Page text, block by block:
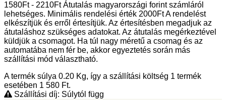
1580Ft - 2210Ft Átutalás magyarországi forint számláról
lehetséges. Minimális rendelési érték 2000Ft A rendelést
elkészítjük és erről értesítjük. Az értesítésben megadjuk az
átutaláshoz szükséges adatokat. Az átutalás megérkeztével
küldjük a csomagot. Ha túl nagy méretű a csomag és az
automatába nem fér be, akkor egyeztetés során más
szállítási mód választható.
A termék súlya 0.20 Kg, így a szállítási költség 1 termék
esetében 1 580 Ft.
Szállítási díj: Súlytól függ